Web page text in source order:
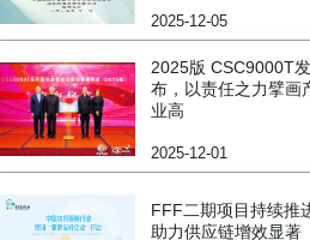
2025-12-05
2025版 CSC9000T发
布，以责任之力擘画
业高
2025-12-01
FFF二期项目持续推
助力供应链增效显著